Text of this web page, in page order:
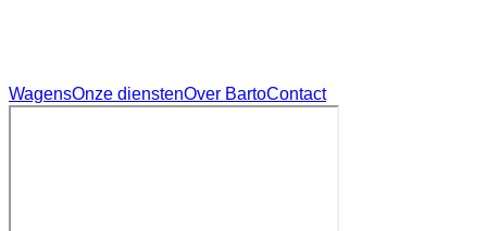
WagensOnze dienstenOver BartoContact